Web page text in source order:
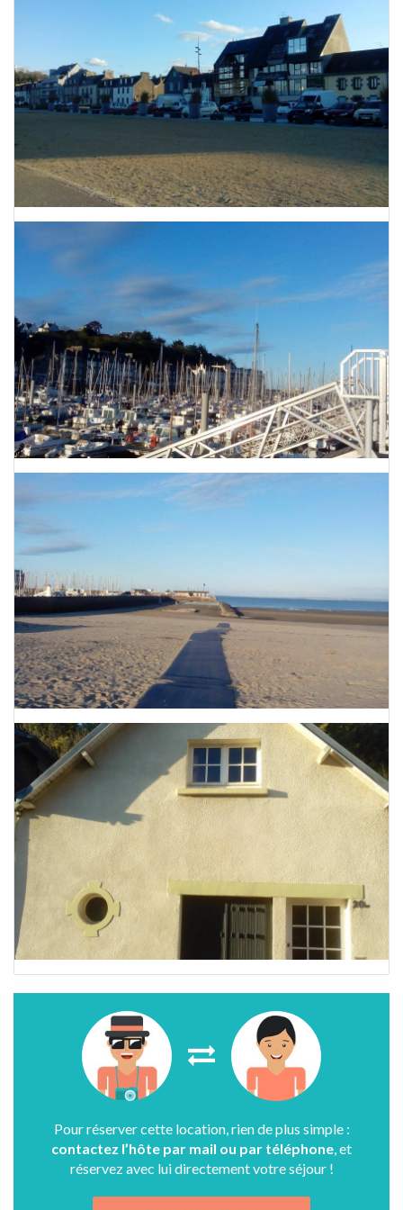
Pour réserver cette location, rien de plus simple :
contactez l’hôte par mail ou par téléphone , et
réservez avec lui directement votre séjour !